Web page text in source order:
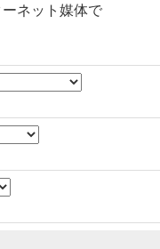
ネット媒体で